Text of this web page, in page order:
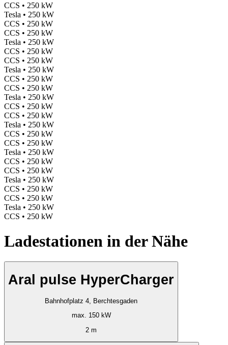
CCS • 250 kW
Tesla • 250 kW
CCS • 250 kW
CCS • 250 kW
Tesla • 250 kW
CCS • 250 kW
CCS • 250 kW
Tesla • 250 kW
CCS • 250 kW
CCS • 250 kW
Tesla • 250 kW
CCS • 250 kW
CCS • 250 kW
Tesla • 250 kW
CCS • 250 kW
CCS • 250 kW
Tesla • 250 kW
CCS • 250 kW
CCS • 250 kW
Tesla • 250 kW
CCS • 250 kW
CCS • 250 kW
Tesla • 250 kW
CCS • 250 kW
Ladestationen in der Nähe
Aral pulse HyperCharger
Bahnhofplatz 4, Berchtesgaden
max. 150 kW
2 m